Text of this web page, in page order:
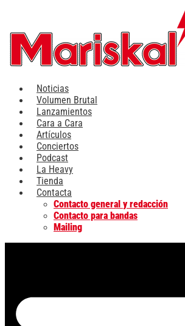
contenido
Noticias
Volumen Brutal
Lanzamientos
Cara a Cara
Artículos
Conciertos
Podcast
La Heavy
Tienda
Contacta
Contacto general y redacción
Contacto para bandas
Mailing